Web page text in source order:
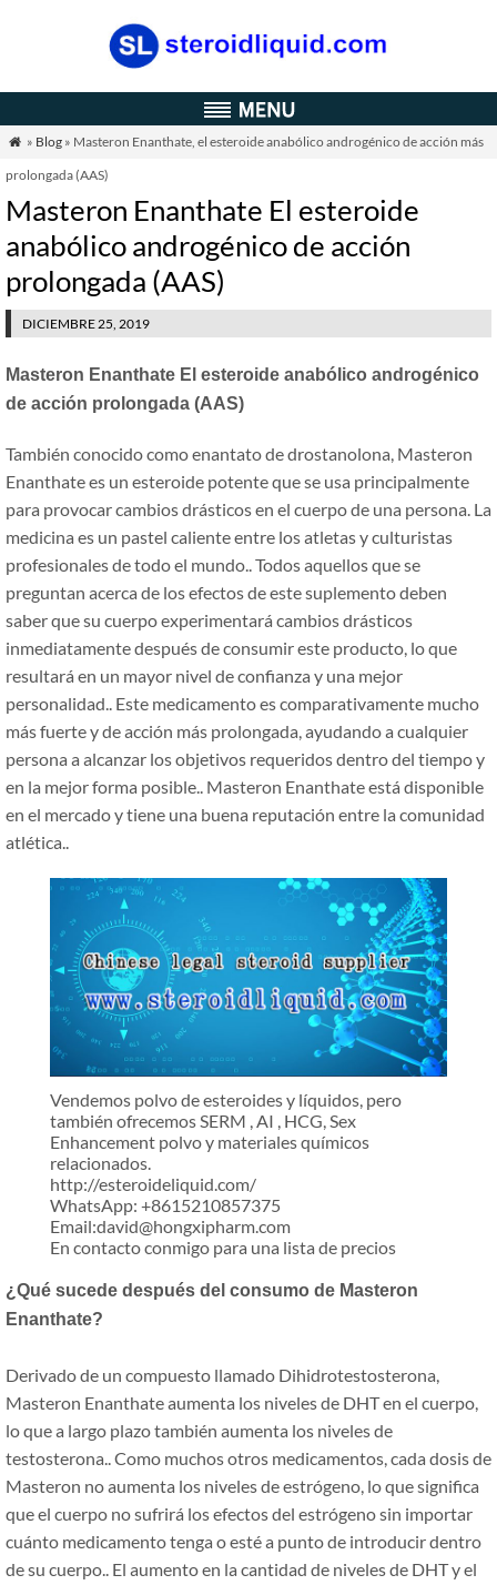
 » Blog» Masteron Enanthate, el esteroide anabólico androgénico de acción más
prolongada (AAS)
Masteron Enanthate El esteroide
anabólico androgénico de acción
prolongada (AAS)
DICIEMBRE 25, 2019
Masteron Enanthate El esteroide anabólico androgénico
de acción prolongada (AAS)
También conocido como enantato de drostanolona, Masteron
Enanthate es un esteroide potente que se usa principalmente
para provocar cambios drásticos en el cuerpo de una persona. La
medicina es un pastel caliente entre los atletas y culturistas
profesionales de todo el mundo.. Todos aquellos que se
preguntan acerca de los efectos de este suplemento deben
saber que su cuerpo experimentará cambios drásticos
inmediatamente después de consumir este producto, lo que
resultará en un mayor nivel de confianza y una mejor
personalidad.. Este medicamento es comparativamente mucho
más fuerte y de acción más prolongada, ayudando a cualquier
persona a alcanzar los objetivos requeridos dentro del tiempo y
en la mejor forma posible.. Masteron Enanthate está disponible
en el mercado y tiene una buena reputación entre la comunidad
atlética..
Vendemos polvo de esteroides y líquidos, pero
también ofrecemos SERM , AI , HCG, Sex
Enhancement polvo y materiales químicos
relacionados.
http://esteroideliquid.com/
WhatsApp: +8615210857375
Email:david@hongxipharm.com
En contacto conmigo para una lista de precios
¿Qué sucede después del consumo de Masteron
Enanthate?
Derivado de un compuesto llamado Dihidrotestosterona,
Masteron Enanthate aumenta los niveles de DHT en el cuerpo,
lo que a largo plazo también aumenta los niveles de
testosterona.. Como muchos otros medicamentos, cada dosis de
Masteron no aumenta los niveles de estrógeno, lo que significa
que el cuerpo no sufrirá los efectos del estrógeno sin importar
cuánto medicamento tenga o esté a punto de introducir dentro
de su cuerpo.. El aumento en la cantidad de niveles de DHT y el